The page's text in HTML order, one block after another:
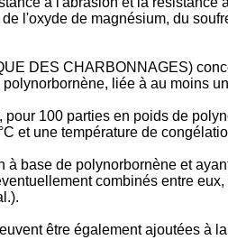
l'oxyde de magnésium, du
DES CHARBONNAGES)
liée à au moins
100 parties en poids de
et une température de
à base de polynorbornène et
combinés entre
être également ajoutées à